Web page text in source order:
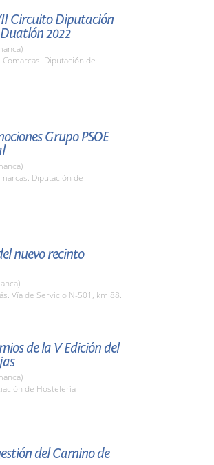
Circuito Diputación
2022
Comarcas. Diputación de
Grupo PSOE
Diputación de
nuevo recinto
Vía de Servicio N-501, km 88.
de la V Edición del
de Hostelería
del Camino de